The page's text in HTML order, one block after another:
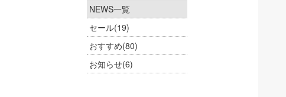
NEWS一覧
セール(19)
おすすめ(80)
お知らせ(6)